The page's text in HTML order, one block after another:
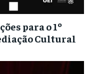
para o 1º
Cultural